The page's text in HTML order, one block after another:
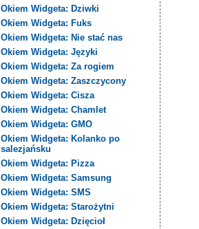
Okiem Widgeta: Dziwki
Okiem Widgeta: Fuks
Okiem Widgeta: Nie stać nas
Okiem Widgeta: Języki
Okiem Widgeta: Za rogiem
Okiem Widgeta: Zaszczycony
Okiem Widgeta: Cisza
Okiem Widgeta: Chamlet
Okiem Widgeta: GMO
Okiem Widgeta: Kolanko po
salezjańsku
Okiem Widgeta: Pizza
Okiem Widgeta: Samsung
Okiem Widgeta: SMS
Okiem Widgeta: Starożytni
Okiem Widgeta: Dzięcioł